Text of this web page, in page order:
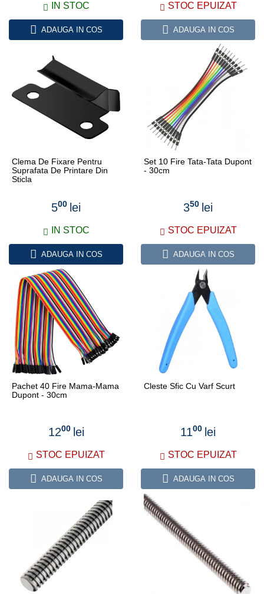
IN STOC
ADAUGA IN COS
STOC EPUIZAT
ADAUGA IN COS
Clema De Fixare Pentru
Suprafata De Printare Din
Sticla
500 lei
IN STOC
ADAUGA IN COS
Set 10 Fire Tata-Tata Dupont
- 30cm
350 lei
STOC EPUIZAT
ADAUGA IN COS
Pachet 40 Fire Mama-Mama
Dupont - 30cm
1200 lei
STOC EPUIZAT
ADAUGA IN COS
Cleste Sfic Cu Varf Scurt
1100 lei
STOC EPUIZAT
ADAUGA IN COS